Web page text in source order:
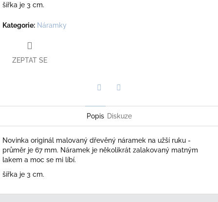
šířka je 3 cm.
Kategorie: Náramky
ZEPTAT SE
Popis Diskuze
Novinka originál malovaný dřevěný náramek na užší ruku -
průměr je 67 mm. Náramek je několikrát zalakovaný matným
lakem a moc se mi líbí.
šířka je 3 cm.